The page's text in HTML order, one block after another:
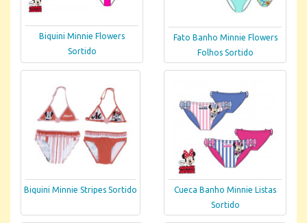
Biquini Minnie Flowers
Sortido
Fato Banho Minnie Flowers
Folhos Sortido
Biquini Minnie Stripes Sortido
Cueca Banho Minnie Listas
Sortido